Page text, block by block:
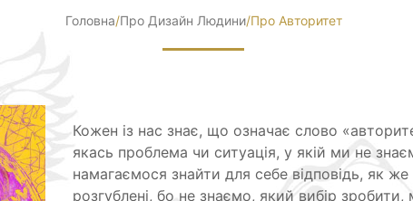
Головна/Про Дизайн Людини/Про Авторитет
Кожен із нас знає, що означає слово
якась проблема чи ситуація, у якій ми не
намагаємося знайти для себе відповідь, як
розгублені, бо не знаємо, який вибір